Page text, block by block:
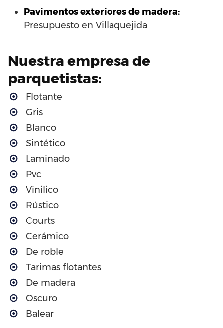
Pavimentos exteriores de madera:
Presupuesto en Villaquejida
Nuestra empresa de
parquetistas:
Flotante
Gris
Blanco
Sintético
Laminado
Pvc
Vinilico
Rústico
Courts
Cerámico
De roble
Tarimas flotantes
De madera
Oscuro
Balear